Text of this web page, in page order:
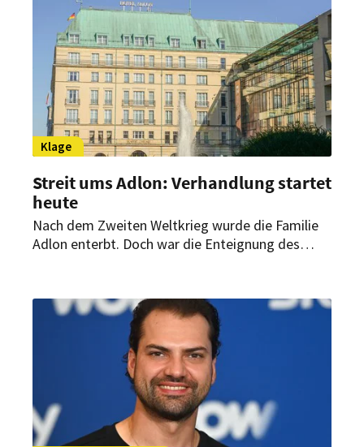
Klage
Streit ums Adlon: Verhandlung startet
heute
Nach dem Zweiten Weltkrieg wurde die Familie
Adlon enterbt. Doch war die Enteignung des
Verwaltungsgericht Berlin.